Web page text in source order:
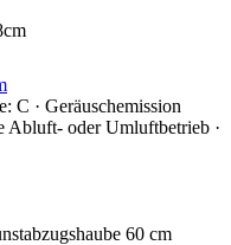
C · Geräuschemission
Abluft- oder Umluftbetrieb ·